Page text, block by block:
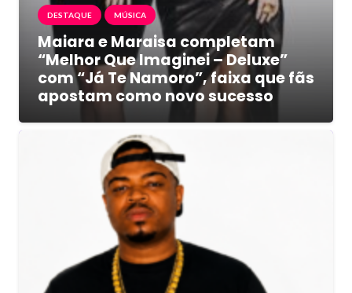
DESTAQUE MÚSICA
Maiara e Maraisa completam
“Melhor Que Imaginei – Deluxe”
com “Já Te Namoro”, faixa que fãs
apostam como novo sucesso